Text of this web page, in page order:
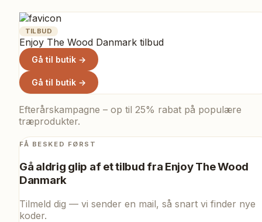
TILBUD
Enjoy The Wood Danmark tilbud
Gå til butik →
Gå til butik →
Efterårskampagne – op til 25% rabat på populære
træprodukter.
FÅ BESKED FØRST
Gå aldrig glip af et tilbud fra Enjoy The Wood
Danmark
Tilmeld dig — vi sender en mail, så snart vi finder nye
koder.